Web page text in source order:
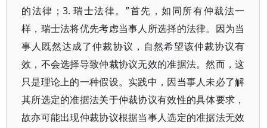
的法律；3. 瑞士法律。”首先，如同所有仲裁法一
样，瑞士法将优先考虑当事人所选择的法律。因为当
事人既然达成了仲裁协议，自然希望该仲裁协议有
效，不会选择导致仲裁协议无效的准据法。然而，这
只是理论上的一种假设。实践中，因当事人未必了解
其所选定的准据法关于仲裁协议有效性的具体要求，
故亦可能出现仲裁协议根据当事人选定的准据法无效